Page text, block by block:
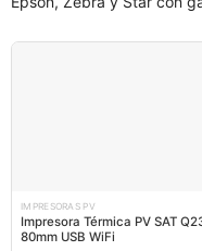
IMPRESORAS PV
Impresora Térmica PV SAT
80mm USB WiFi